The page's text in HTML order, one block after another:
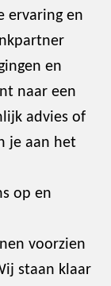
ervaring en
en
naar een
advies of
je aan het
op en
voorzien
staan klaar